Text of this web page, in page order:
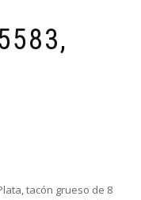
tacón grueso de 8